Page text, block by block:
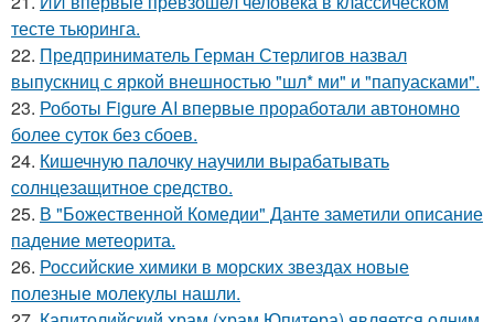
тесте тьюринга.
22. Предприниматель Герман Стерлигов назвал
выпускниц с яркой внешностью "шл* ми" и "папуасками".
23. Роботы Figure AI впервые проработали автономно
более суток без сбоев.
24. Кишечную палочку научили вырабатывать
солнцезащитное средство.
25. В "Божественной Комедии" Данте заметили описание
падение метеорита.
26. Российские химики в морских звездах новые
полезные молекулы нашли.